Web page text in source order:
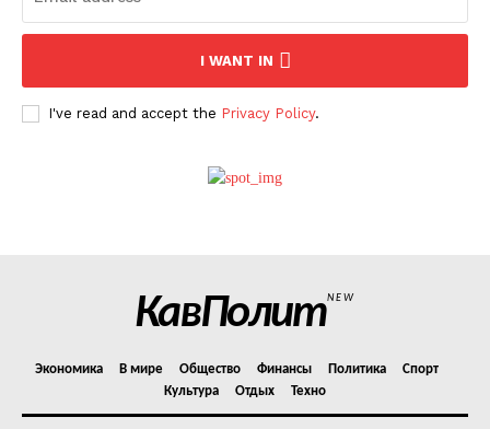
О нас
Политика конфиденциальности
I WANT IN
I've read and accept the Privacy Policy.
КавПолитNEW
Экономика В мире Общество Финансы Политика
Спорт
Культура
Отдых Техно